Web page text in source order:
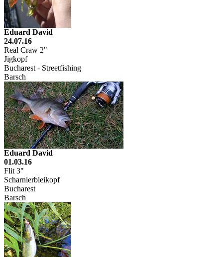
Eduard David
24.07.16
Real Craw 2"
Jigkopf
Bucharest - Streetfishing
Barsch
Eduard David
01.03.16
Flit 3"
Scharnierbleikopf
Bucharest
Barsch